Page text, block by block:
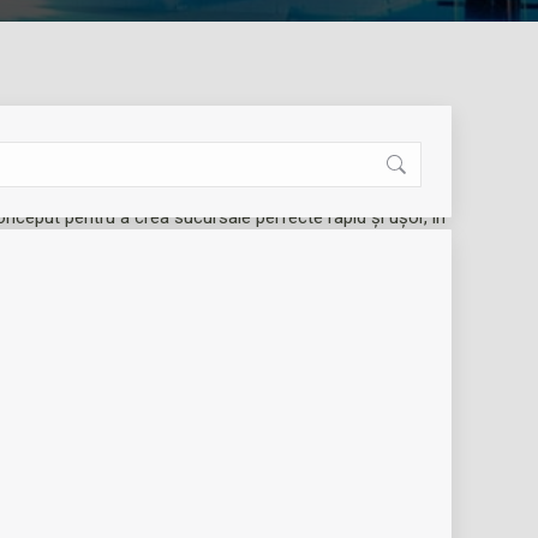
pentru a crea sucursale perfecte rapid și ușor, în